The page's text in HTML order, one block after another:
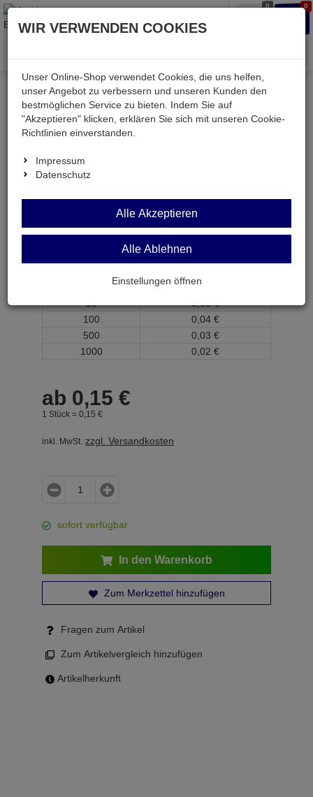
0 0
Menü
Weiter einkaufen Kessler electronic M1206 715R
M1206 715R
SMD-Widerstand 715 Ohm 1% 0,25W BF 1206
559378;0
0,15
10
0,05 €
100
0, 04 €
500
0, 03 €
1000
0, 02 €
ab 0,15 €
1 Stück = 0, 15 €
inkl. MwSt. zzgl. Versandkosten
sofort verfügbar
In den Warenkorb
Zum Merkzettel hinzufügen
Fragen zum Artikel
Zum Artikelvergleich hinzufügen
Artikelherkunft
WIR VERWENDEN COOKIES
Unser Online-Shop verwendet Cookies, die uns helfen,
unser Angebot zu verbessern und unseren Kunden den
bestmöglichen Service zu bieten. Indem Sie auf
"Akzeptieren" klicken, erklären Sie sich mit unseren Cookie-
Richtlinien einverstanden.
Impressum
Datenschutz
Alle Akzeptieren
Alle Ablehnen
Einstellungen öffnen